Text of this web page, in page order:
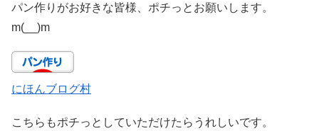
パン作りがお好きな皆様、ポチっとお願いします。
m(__)m
にほんブログ村
こちらもポチっとしていただけたらうれしいです。